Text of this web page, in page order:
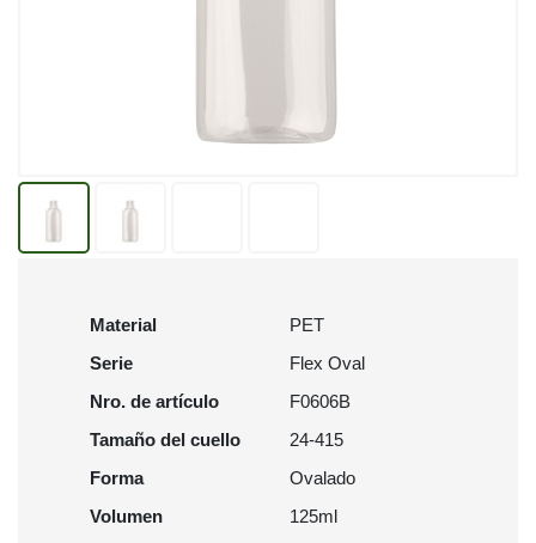
Material
PET
Serie
Flex Oval
Nro. de artículo
F0606B
Tamaño del cuello
24-415
Forma
Ovalado
Volumen
125ml